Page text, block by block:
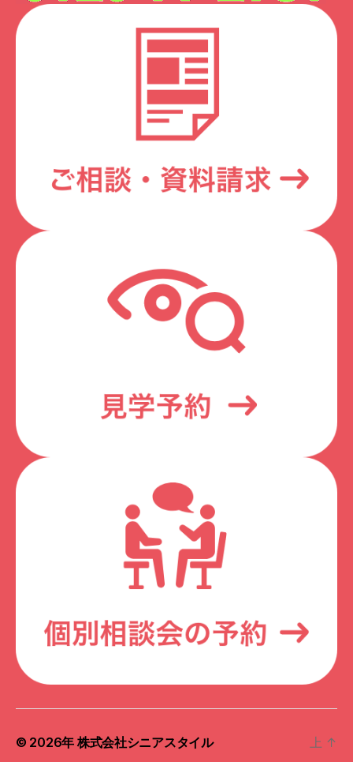
© 2026年 株式会社シニアスタイル 上 ↑